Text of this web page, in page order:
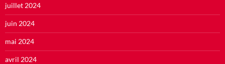
juillet 2024
juin 2024
mai 2024
avril 2024